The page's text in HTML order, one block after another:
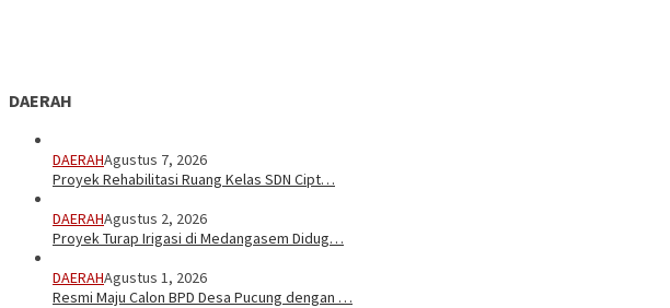
DAERAH
DAERAHAgustus 7, 2026
Proyek Rehabilitasi Ruang Kelas SDN Cipt…
DAERAHAgustus 2, 2026
Proyek Turap Irigasi di Medangasem Didug…
DAERAHAgustus 1, 2026
Resmi Maju Calon BPD Desa Pucung dengan …